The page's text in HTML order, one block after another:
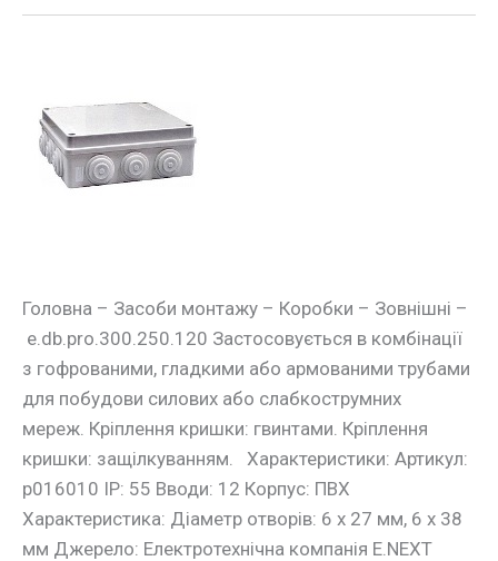
Головна – Засоби монтажу – Коробки – Зовнішні –
e.db.pro.300.250.120 Застосовується в комбінації
з гофрованими, гладкими або армованими трубами
для побудови силових або слабкострумних
мереж. Кріплення кришки: гвинтами. Кріплення
кришки: защілкуванням. Характеристики: Артикул:
p016010 IP: 55 Вводи: 12 Корпус: ПВХ
Характеристика: Діаметр отворів: 6 х 27 мм, 6 х 38
мм Джерело: Електротехнічна компанія E.NEXT
e.db.pro.300.250.120